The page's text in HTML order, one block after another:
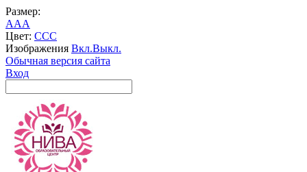
Размер:
AAA
Цвет: CCC
Изображения Вкл.Выкл.
Обычная версия сайта
Вход